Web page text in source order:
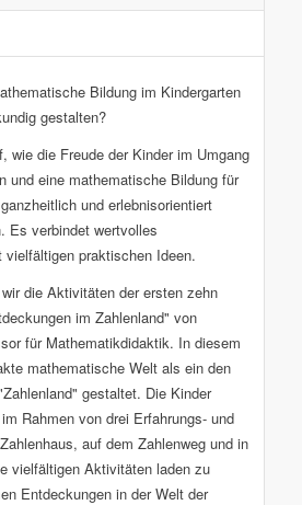
Bildung im Kindergarten
gestalten?
wie die Freude der Kinder im Umgang
und eine mathematische Bildung für
und erlebnisorientiert
Es verbindet wertvolles
vielfältigen praktischen Ideen.
die Aktivitäten der ersten zehn
im Zahlenland" von
für Mathematikdidaktik. In diesem
mathematische Welt als ein den
gestaltet. Die Kinder
Rahmen von drei Erfahrungs- und
auf dem Zahlenweg und in
vielfältigen Aktivitäten laden zu
Entdeckungen in der Welt der